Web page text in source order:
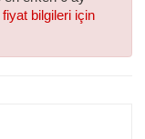
bilgileri için